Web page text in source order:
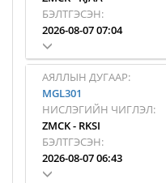
БЭЛТГЭСЭН:
2026-08-07 07:04
АЯЛЛЫН ДУГААР:
MGL301
НИСЛЭГИЙН ЧИГЛЭЛ:
ZMCK- RKSI
БЭЛТГЭСЭН:
2026-08-07 06:43